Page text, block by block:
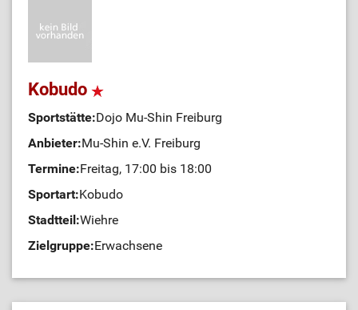
Kobudo
Sportstätte:Dojo Mu-Shin Freiburg
Anbieter:Mu-Shin e.V. Freiburg
Termine:Freitag, 17:00 bis 18:00
Sportart:Kobudo
Stadtteil:Wiehre
Zielgruppe:Erwachsene